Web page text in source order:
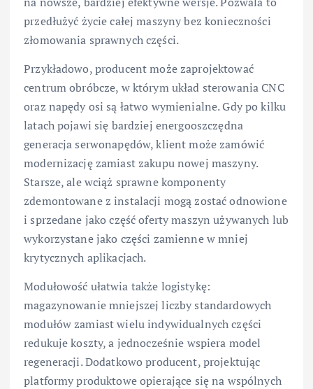
przedłużyć życie całej maszyny bez konieczności
złomowania sprawnych części.
Przykładowo, producent może zaprojektować
centrum obróbcze, w którym układ sterowania CNC
oraz napędy osi są łatwo wymienialne. Gdy po kilku
latach pojawi się bardziej energooszczędna
generacja serwonapędów, klient może zamówić
modernizację zamiast zakupu nowej maszyny.
Starsze, ale wciąż sprawne komponenty
zdemontowane z instalacji mogą zostać odnowione
i sprzedane jako część oferty maszyn używanych lub
wykorzystane jako części zamienne w mniej
krytycznych aplikacjach.
Modułowość ułatwia także logistykę:
magazynowanie mniejszej liczby standardowych
modułów zamiast wielu indywidualnych części
redukuje koszty, a jednocześnie wspiera model
regeneracji. Dodatkowo producent, projektując
platformy produktowe opierające się na wspólnych